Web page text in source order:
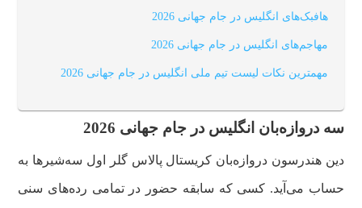
هافبک‌های انگلیس در جام جهانی 2026
مهاجم‌های انگلیس در جام جهانی 2026
مهمترین نکات لیست تیم ملی انگلیس در جام جهانی 2026
سه دروازه‌بان انگلیس در جام جهانی 2026
دین هندرسون دروازه‌بان کریستال پالاس گلر اول سه‌شیرها به
حساب می‌آید. کسی که سابقه حضور در تمامی رده‌های سنی